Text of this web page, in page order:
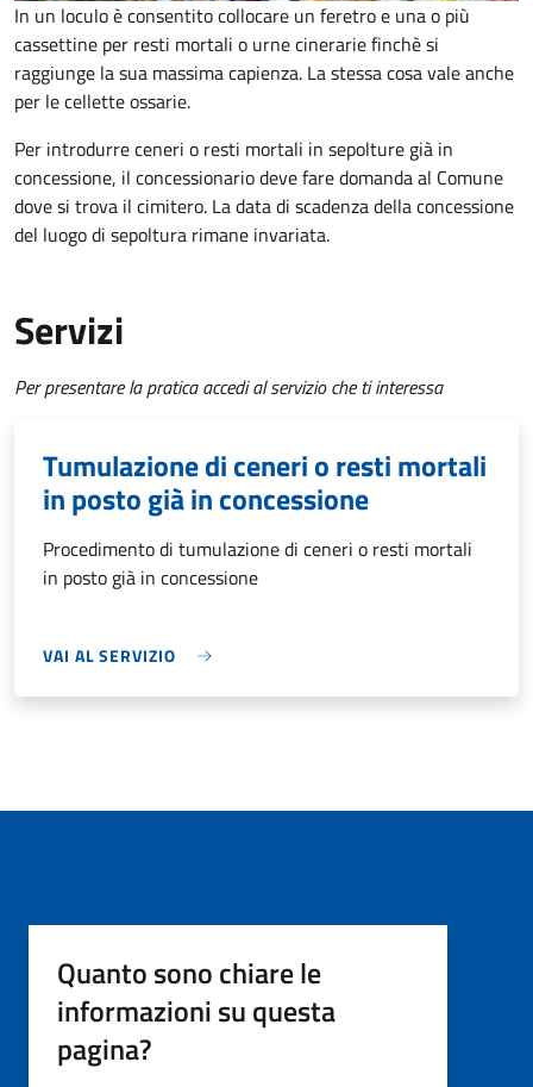
In un loculo è consentito collocare un feretro e una o più
cassettine per resti mortali o urne cinerarie finchè si
raggiunge la sua massima capienza. La stessa cosa vale anche
per le cellette ossarie.
Per introdurre ceneri o resti mortali in sepolture già in
concessione, il concessionario deve fare domanda al Comune
dove si trova il cimitero. La data di scadenza della concessione
del luogo di sepoltura rimane invariata.
Servizi
Per presentare la pratica accedi al servizio che ti interessa
Tumulazione di ceneri o resti mortali
in posto già in concessione
Procedimento di tumulazione di ceneri o resti mortali
in posto già in concessione
VAI AL SERVIZIO
Quanto sono chiare le
informazioni su questa
pagina?